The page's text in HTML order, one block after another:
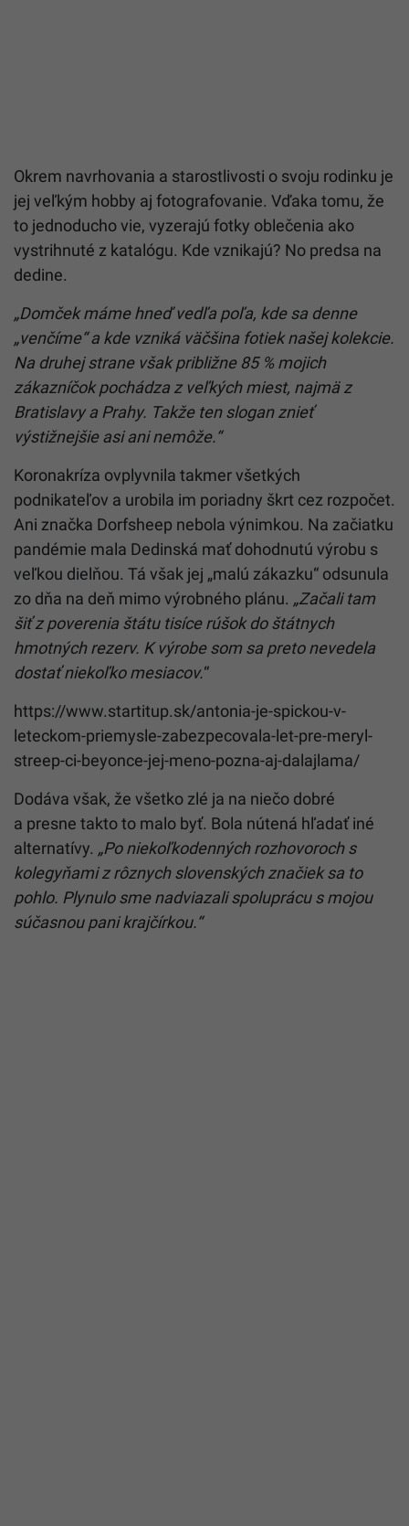
Okrem navrhovania a starostlivosti o svoju rodinku je
jej veľkým hobby aj fotografovanie. Vďaka tomu, že
to jednoducho vie, vyzerajú fotky oblečenia ako
vystrihnuté z katalógu. Kde vznikajú? No predsa na
dedine.
„Domček máme hneď vedľa poľa, kde sa denne
„venčíme“ a kde vzniká väčšina fotiek našej kolekcie.
Na druhej strane však približne 85 % mojich
zákazníčok pochádza z veľkých miest, najmä z
Bratislavy a Prahy. Takže ten slogan znieť
výstižnejšie asi ani nemôže.“
Koronakríza ovplyvnila takmer všetkých
podnikateľov a urobila im poriadny škrt cez rozpočet.
Ani značka Dorfsheep nebola výnimkou. Na začiatku
pandémie mala Dedinská mať dohodnutú výrobu s
veľkou dielňou. Tá však jej „malú zákazku“ odsunula
zo dňa na deň mimo výrobného plánu. „Začali tam
šiť z poverenia štátu tisíce rúšok do štátnych
hmotných rezerv. K výrobe som sa preto nevedela
dostať niekoľko mesiacov.“
https://www.startitup.sk/antonia-je-spickou-v-
leteckom-priemysle-zabezpecovala-let-pre-meryl-
streep-ci-beyonce-jej-meno-pozna-aj-dalajlama/
Dodáva však, že všetko zlé ja na niečo dobré
a presne takto to malo byť. Bola nútená hľadať iné
alternatívy. „Po niekoľkodenných rozhovoroch s
kolegyňami z rôznych slovenských značiek sa to
pohlo. Plynulo sme nadviazali spoluprácu s mojou
súčasnou pani krajčírkou.“